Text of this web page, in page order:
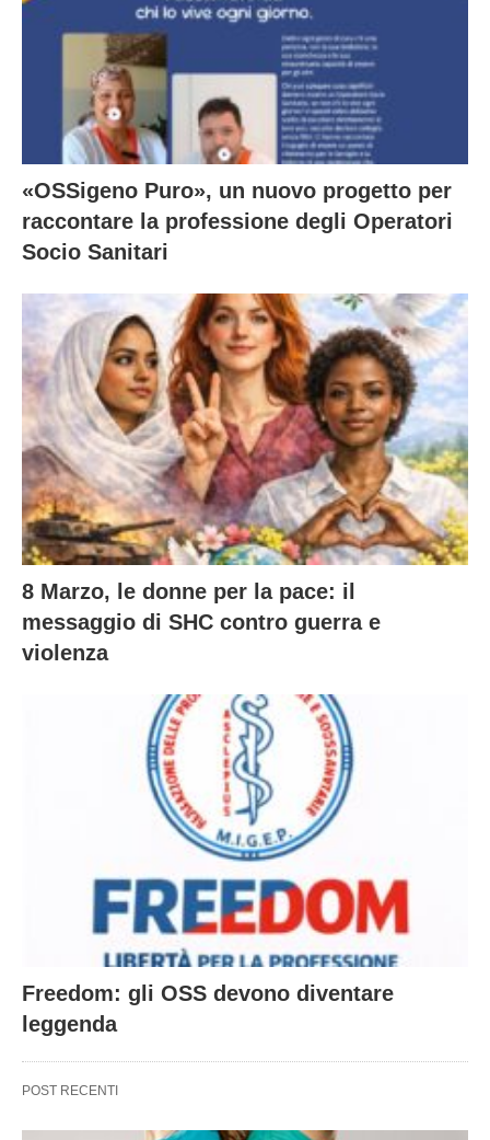
«OSSigeno Puro», un nuovo progetto per
raccontare la professione degli Operatori
Socio Sanitari
8 Marzo, le donne per la pace: il
messaggio di SHC contro guerra e
violenza
Freedom: gli OSS devono diventare
leggenda
POST RECENTI